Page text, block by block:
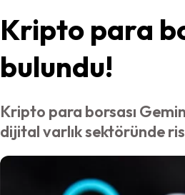
Kripto para
bulundu!
Kripto para borsası
dijital varlık sektöründe